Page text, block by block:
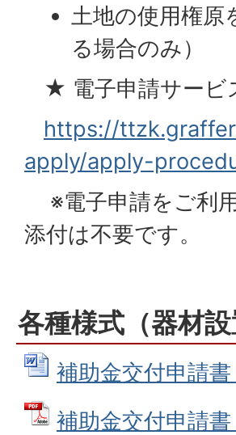
土地の使用権原
る場合のみ）
★ 電子申請サービ
https://
apply/apply-
※電子申請をご利
添付は不要です。
各種様式（器材設
補助金交付申請
補助金交付申請